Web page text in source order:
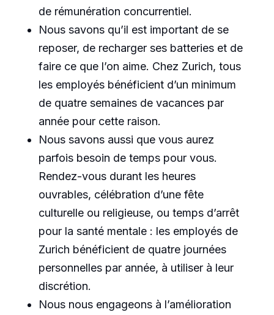
de rémunération concurrentiel.
Nous savons qu’il est important de se
reposer, de recharger ses batteries et de
faire ce que l’on aime. Chez Zurich, tous
les employés bénéficient d’un minimum
de quatre semaines de vacances par
année pour cette raison.
Nous savons aussi que vous aurez
parfois besoin de temps pour vous.
Rendez-vous durant les heures
ouvrables, célébration d’une fête
culturelle ou religieuse, ou temps d’arrêt
pour la santé mentale : les employés de
Zurich bénéficient de quatre journées
personnelles par année, à utiliser à leur
discrétion.
Nous nous engageons à l’amélioration